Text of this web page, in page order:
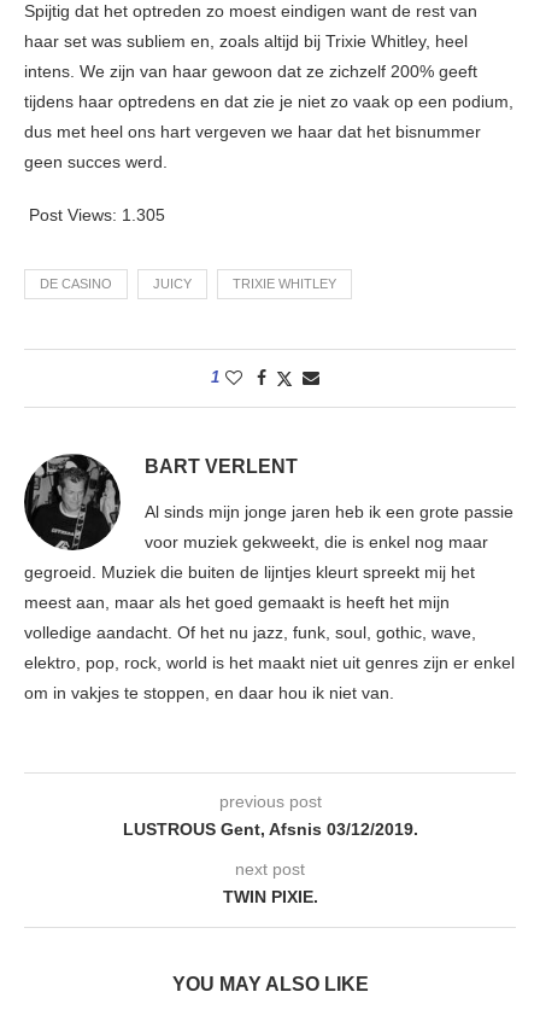
Spijtig dat het optreden zo moest eindigen want de rest van
haar set was subliem en, zoals altijd bij Trixie Whitley, heel
intens. We zijn van haar gewoon dat ze zichzelf 200% geeft
tijdens haar optredens en dat zie je niet zo vaak op een podium,
dus met heel ons hart vergeven we haar dat het bisnummer
geen succes werd.
Post Views: 1.305
DE CASINO JUICY TRIXIE WHITLEY
1
BART VERLENT
Al sinds mijn jonge jaren heb ik een grote passie
voor muziek gekweekt, die is enkel nog maar
gegroeid. Muziek die buiten de lijntjes kleurt spreekt mij het
meest aan, maar als het goed gemaakt is heeft het mijn
volledige aandacht. Of het nu jazz, funk, soul, gothic, wave,
elektro, pop, rock, world is het maakt niet uit genres zijn er enkel
om in vakjes te stoppen, en daar hou ik niet van.
previous post
LUSTROUS Gent, Afsnis 03/12/2019.
next post
TWIN PIXIE.
YOU MAY ALSO LIKE